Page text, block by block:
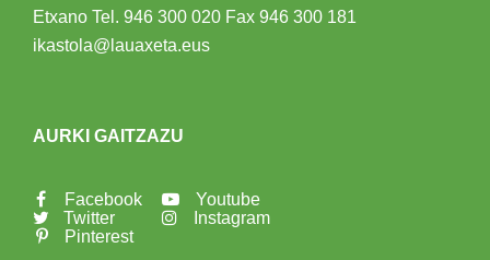
Etxano Tel. 946 300 020 Fax 946 300 181
ikastola@lauaxeta.eus
AURKI GAITZAZU
Facebook
Twitter
Pinterest
Youtube
Instagram